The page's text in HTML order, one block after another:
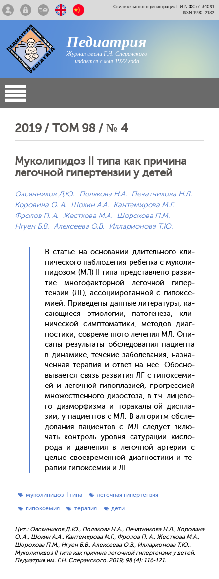
Свидетельство о регистрации ПИ N ФС77-34091
ISSN 1990-2182
Педиатрия
Журнал имени Г.Н. Сперанского
издается с мая 1922 года
2019 / ТОМ 98 / № 4
Муколипидоз II типа как причина
легочной гипертензии у детей
Овсянников Д.Ю. Полякова Н.А.
Печатникова Н.Л.
Коровина О. А.
Шокин А.А.
Кантемирова М.Г.
Фролов П. А. Жесткова М.А.
Шорохова П.М.
Нгуен Б.В. Алексеева О.В. Илларионова Т.Ю.
В статье на ос­но­вании дли­тель­но­го кли­
ничес­ко­го наб­лю­дения ре­бен­ка с му­коли­
пидо­зом (МЛ) II ти­па пред­став­ле­но раз­ви­
тие мно­гофак­торной ле­гоч­ной ги­пер­
тензии (ЛГ), ас­со­ци­иро­ван­ной с ги­пок­се­
ми­ей. При­веде­ны дан­ные ли­тера­туры, ка­
са­ющи­еся эти­оло­гии, па­тоге­неза, кли­
ничес­кой сим­пто­мати­ки, ме­тодов ди­аг­
ности­ки, сов­ре­мен­но­го ле­чения МЛ. Опи­
саны ре­зуль­та­ты об­сле­дова­ния па­ци­ен­та
в ди­нами­ке, те­чение за­боле­вания, наз­на­
чен­ная те­рапия и от­вет на нее. Обос­но­
выва­ет­ся связь раз­ви­тия ЛГ с ги­пок­се­ми­
ей и ле­гоч­ной ги­поп­ла­зи­ей, прог­ресси­ей
мно­жес­твен­но­го ди­зос­то­за, в т.ч. ли­цево­
го диз­морфиз­ма и то­ракаль­ной дис­пла­
зии, у па­ци­ен­тов с МЛ. В ал­го­ритм об­сле­
дова­ния па­ци­ен­тов с МЛ сле­ду­ет вклю­
чать кон­троль уров­ня са­тура­ции кис­ло­
рода и дав­ле­ния в ле­гоч­ной ар­те­рии с
целью сво­ев­ре­мен­ной ди­аг­ности­ки и те­
рапии ги­пок­се­мии и ЛГ.
муколипидоз II типа
легочная гипертензия
гипоксемия
терапия дети
Цит.: Овсянников Д.Ю., Полякова Н.А., Печатникова Н.Л., Коровина
О. А., Шокин А.А., Кантемирова М.Г., Фролов П. А., Жесткова М.А.,
Шорохова П.М., Нгуен Б.В., Алексеева О.В., Илларионова Т.Ю..
Муколипидоз II типа как причина легочной гипертензии у детей.
Педиатрия им. Г.Н. Сперанского. 2019; 98 (4): 116-121.